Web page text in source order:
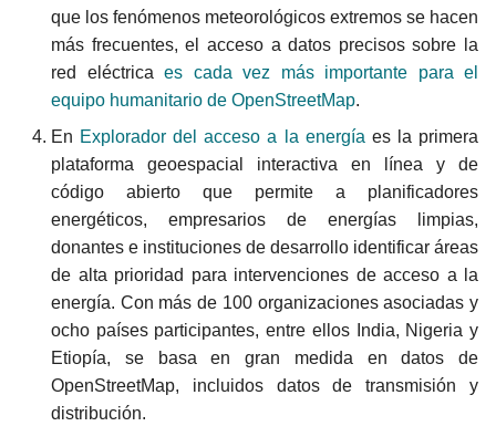
que los fenómenos meteorológicos extremos se hacen
más frecuentes, el acceso a datos precisos sobre la
red eléctrica es cada vez más importante para el
equipo humanitario de OpenStreetMap.
En Explorador del acceso a la energía es la primera
plataforma geoespacial interactiva en línea y de
código abierto que permite a planificadores
energéticos, empresarios de energías limpias,
donantes e instituciones de desarrollo identificar áreas
de alta prioridad para intervenciones de acceso a la
energía. Con más de 100 organizaciones asociadas y
ocho países participantes, entre ellos India, Nigeria y
Etiopía, se basa en gran medida en datos de
OpenStreetMap, incluidos datos de transmisión y
distribución.